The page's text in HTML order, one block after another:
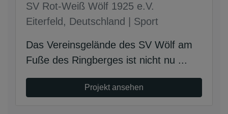
SV Rot-Weiß Wölf 1925 e.V.
Eiterfeld, Deutschland | Sport
Das Vereinsgelände des SV Wölf am
Fuße des Ringberges ist nicht nu ...
Projekt ansehen